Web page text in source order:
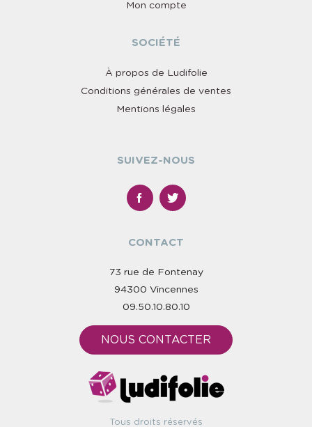
Mon compte
SOCIÉTÉ
À propos de Ludifolie
Conditions générales de ventes
Mentions légales
SUIVEZ-NOUS
CONTACT
73 rue de Fontenay
94300 Vincennes
09.50.10.80.10
NOUS CONTACTER
Tous droits réservés